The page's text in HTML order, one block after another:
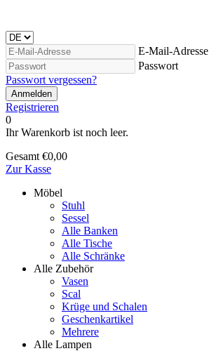
E-Mail-Adresse
Passwort
Passwort vergessen?
Anmelden
Registrieren
0
Ihr Warenkorb ist noch leer.
Gesamt €0,00
Zur Kasse
Möbel
Stuhl
Sessel
Alle Banken
Alle Tische
Alle Schränke
Alle Zubehör
Vasen
Scal
Krüge und Schalen
Geschenkartikel
Mehrere
Alle Lampen